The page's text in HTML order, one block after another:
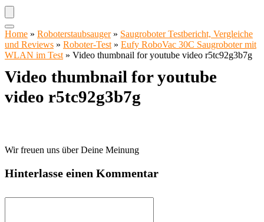
Home » Roboterstaubsauger» Saugroboter Testbericht, Vergleiche
und Reviews » Roboter-Test » Eufy RoboVac 30C Saugroboter mit
WLAN im Test » Video thumbnail for youtube video r5tc92g3b7g
Video thumbnail for youtube
video r5tc92g3b7g
Wir freuen uns über Deine Meinung
Hinterlasse einen Kommentar